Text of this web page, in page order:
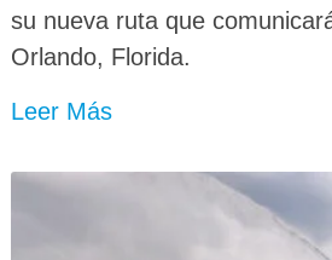
su nueva ruta que
Orlando, Florida.
Leer Más